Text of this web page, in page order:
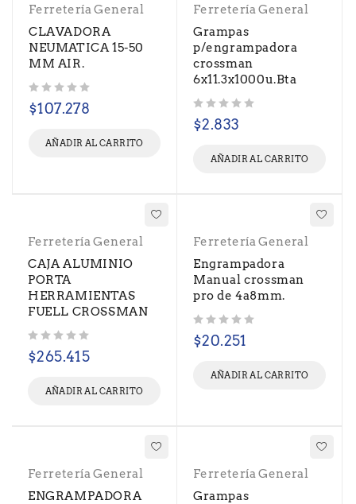
Ferretería General
CLAVADORA
NEUMATICA 15-50
MM AIR.
$107.278
AÑADIR AL CARRITO
Ferretería General
Grampas
p/engrampadora
crossman
6x11.3x1000u.Bta
$2.833
AÑADIR AL CARRITO
Ferretería General
CAJA ALUMINIO
PORTA
HERRAMIENTAS
FUELL CROSSMAN
$265.415
AÑADIR AL CARRITO
Ferretería General
Engrampadora
Manual crossman
pro de 4a8mm.
$20.251
AÑADIR AL CARRITO
Ferretería General
ENGRAMPADORA
Ferretería General
Grampas